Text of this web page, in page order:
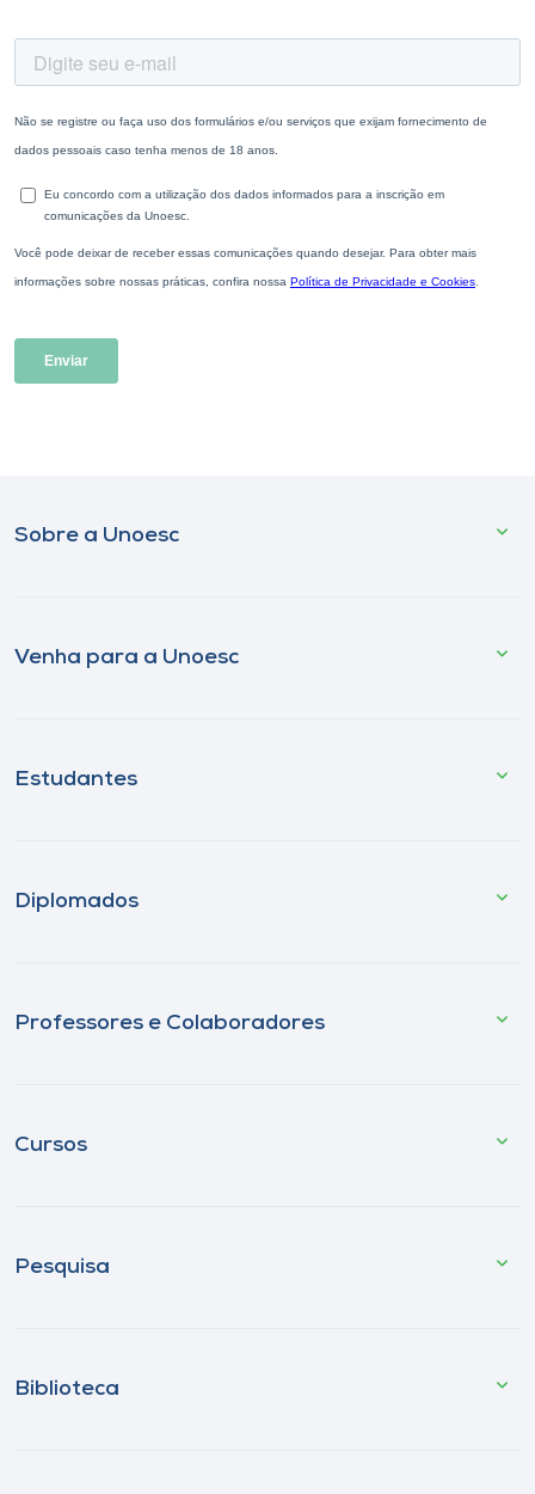
Sobre a Unoesc
Venha para a Unoesc
Estudantes
Diplomados
Professores e Colaboradores
Cursos
Pesquisa
Biblioteca